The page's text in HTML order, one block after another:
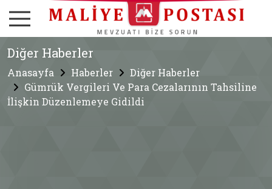
Diğer Haberler
Anasayfa Haberler
Diğer Haberler
Gümrük Vergileri Ve Para Cezalarının Tahsiline
İlişkin Düzenlemeye Gidildi